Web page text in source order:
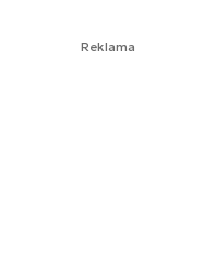
Reklama